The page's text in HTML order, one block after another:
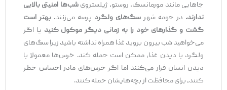
جاهایی مانند مورمانسک، روستو، ژیلسترویشب‌ها امنیتی بالایی
ندارند.در حومه شهرسگ‌های ولگردپرسه می‌زنند.بهتر است
گشت و گذارهای خود را به زمانی دیگر موکول کنیدیا اگر
می‌خواهید شب بیرون بروید غذا همراه نداشته باشید زیرا سگ‌های
ولگرد با دیدن غذا، ممکن است حمله کند. خرس‌ها معمولا با
دیدن انسان فرار می‌کنند اما اگر خرس‌های مادر احساس خطر
کنند، برای محافظت از بچه‌هایشان حمله کنند.